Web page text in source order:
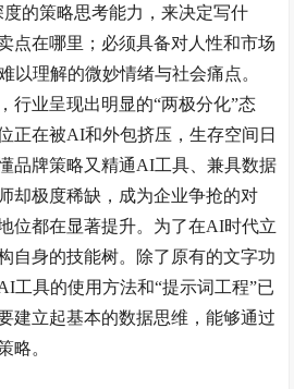
的策略思考能力，来决定写什
点在哪里；必须具备对人性和市场
以理解的微妙情绪与社会痛点。
行业呈现出明显的“两极分化”态
正在被AI和外包挤压，生存空间日
品牌策略又精通AI工具、兼具数据
却极度稀缺，成为企业争抢的对
位都在显著提升。为了在AI时代立
自身的技能树。除了原有的文字功
工具的使用方法和“提示词工程”已
建立起基本的数据思维，能够通过
略。